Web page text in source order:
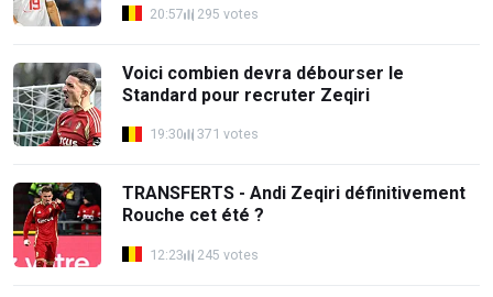
20:57 295 votes
Voici combien devra débourser le
Standard pour recruter Zeqiri
19:30 371 votes
TRANSFERTS - Andi Zeqiri définitivement
Rouche cet été ?
12:23 245 votes